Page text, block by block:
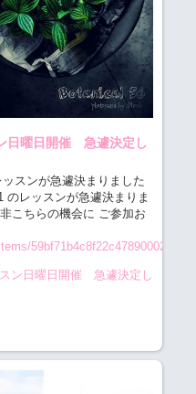
日曜日開催 急遽決定し
スンが急遽決まりました
のレッスンが急遽決まりま
こちらの機会に ご参加お
59bf71b4c8f22c47890002a5
ン日曜日開催 急遽決定し